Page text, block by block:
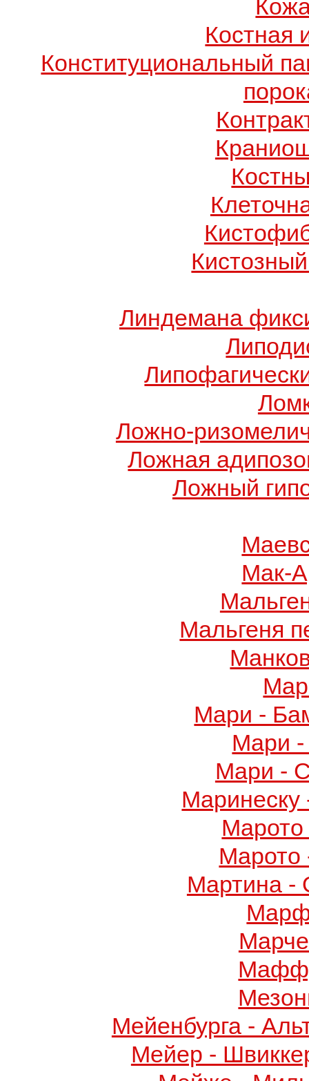
Костная
Конституциональный
Линдемана
Ложно-
Ложная
Ложный
Мак-
Мальгеня
Мари -
Мари -
Мари -
Марото
Марото
Мартина -
Мейенбурга -
Мейер -